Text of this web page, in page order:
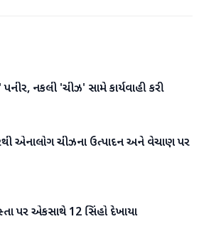
ગુજરાત સરકારે 'એનાલોગ' પનીર, નકલી 'ચીઝ' સામે કાર્યવાહી કરી
એનાલોગ ચીઝના ઉત્પાદન અને વેચાણ પર
પર એકસાથે 12 સિંહો દેખાયા